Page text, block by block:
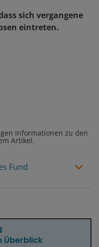
sich vergangene
eintreten.
Informationen zu den
Artikel.
Fund
Überblick